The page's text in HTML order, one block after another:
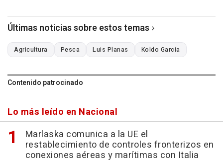
Últimas noticias sobre estos temas
Agricultura Pesca Luis Planas Koldo García
Contenido patrocinado
Lo más leído en Nacional
Marlaska comunica a la UE el
restablecimiento de controles fronterizos en
conexiones aéreas y marítimas con Italia